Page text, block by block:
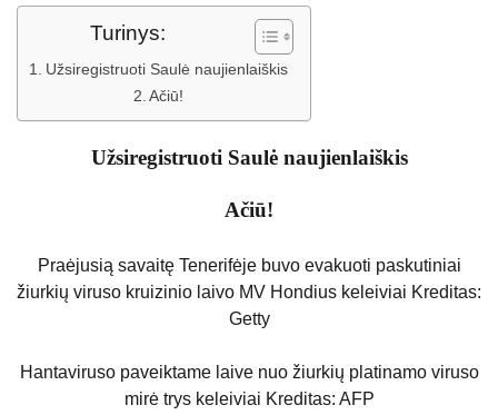
Turinys:
Užsiregistruoti Saulė naujienlaiškis
Ačiū!
Užsiregistruoti Saulėnaujienlaiškis
Ačiū!
Praėjusią savaitę Tenerifėje buvo evakuoti paskutiniai
žiurkių viruso kruizinio laivo MV Hondius keleiviai Kreditas:
Getty
Hantaviruso paveiktame laive nuo žiurkių platinamo viruso
mirė trys keleiviai Kreditas: AFP